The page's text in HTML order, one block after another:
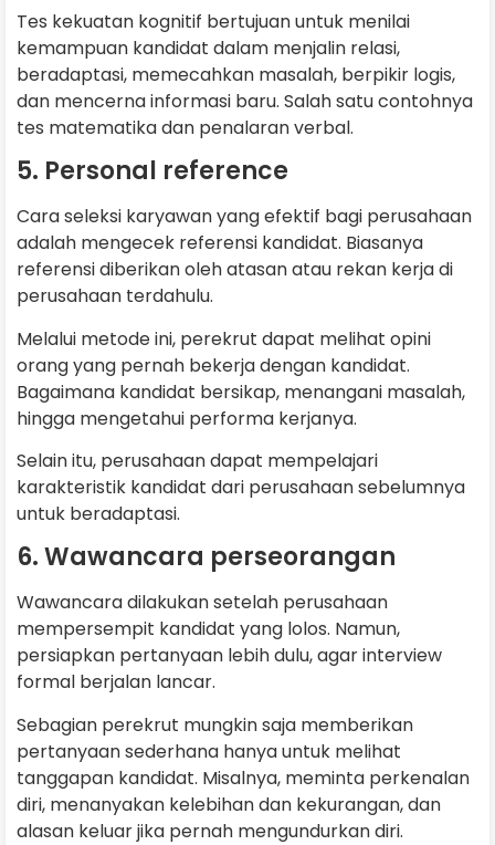
Tes kekuatan kognitif bertujuan untuk menilai
kemampuan kandidat dalam menjalin relasi,
beradaptasi, memecahkan masalah, berpikir logis,
dan mencerna informasi baru. Salah satu contohnya
tes matematika dan penalaran verbal.
5. Personal reference
Cara seleksi karyawan yang efektif bagi perusahaan
adalah mengecek referensi kandidat. Biasanya
referensi diberikan oleh atasan atau rekan kerja di
perusahaan terdahulu.
Melalui metode ini, perekrut dapat melihat opini
orang yang pernah bekerja dengan kandidat.
Bagaimana kandidat bersikap, menangani masalah,
hingga mengetahui performa kerjanya.
Selain itu, perusahaan dapat mempelajari
karakteristik kandidat dari perusahaan sebelumnya
untuk beradaptasi.
6. Wawancara perseorangan
Wawancara dilakukan setelah perusahaan
mempersempit kandidat yang lolos. Namun,
persiapkan pertanyaan lebih dulu, agar interview
formal berjalan lancar.
Sebagian perekrut mungkin saja memberikan
pertanyaan sederhana hanya untuk melihat
tanggapan kandidat. Misalnya, meminta perkenalan
diri, menanyakan kelebihan dan kekurangan, dan
alasan keluar jika pernah mengundurkan diri.